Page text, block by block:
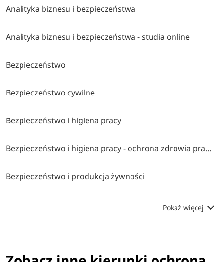
Analityka biznesu i bezpieczeństwa
Analityka biznesu i bezpieczeństwa - studia online
Bezpieczeństwo
Bezpieczeństwo cywilne
Bezpieczeństwo i higiena pracy
Bezpieczeństwo i higiena pracy - ochrona zdrowia pracujących
Bezpieczeństwo i produkcja żywności
Pokaż więcej